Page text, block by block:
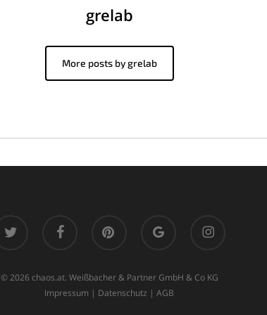
grelab
More posts by grelab
plus
© 2026 chaos.at. Weißbacher & Partner GmbH & Co KG
Impressum | Datenschutz | AGB